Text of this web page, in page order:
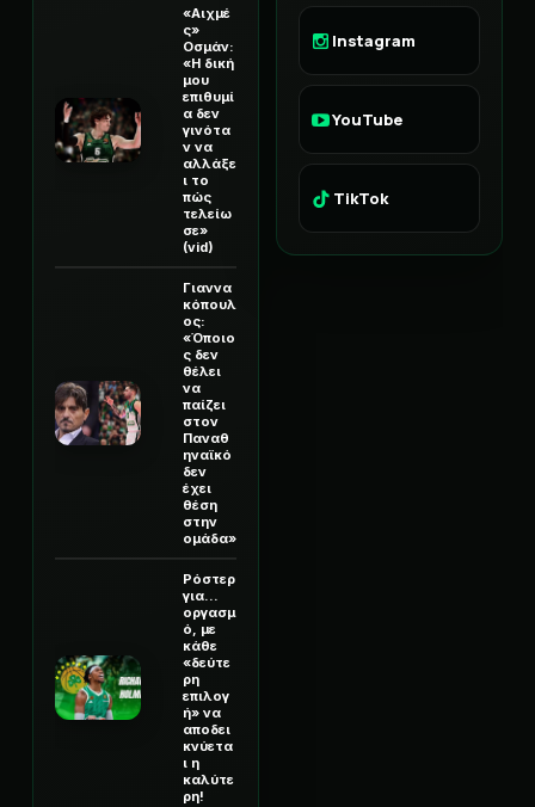
«Αιχμέ
ς»
Οσμάν:
«Η δική
μου
επιθυμί
α δεν
γινότα
ν να
αλλάξε
ι το
πώς
τελείω
σε»
(vid)
Γιαννα
κόπουλ
ος:
«Όποιο
ς δεν
θέλει
να
παίζει
στον
Παναθ
ηναϊκό
δεν
έχει
θέση
στην
ομάδα»
Ρόστερ
για...
οργασμ
ό, με
κάθε
«δεύτε
ρη
επιλογ
ή» να
αποδει
κνύετα
ι η
καλύτε
ρη!
Instagram
YouTube
TikTok